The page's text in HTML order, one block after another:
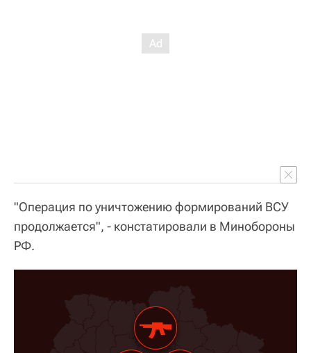
"Операция по уничтожению формирований ВСУ
продолжается", - констатировали в Минобороны
РФ.